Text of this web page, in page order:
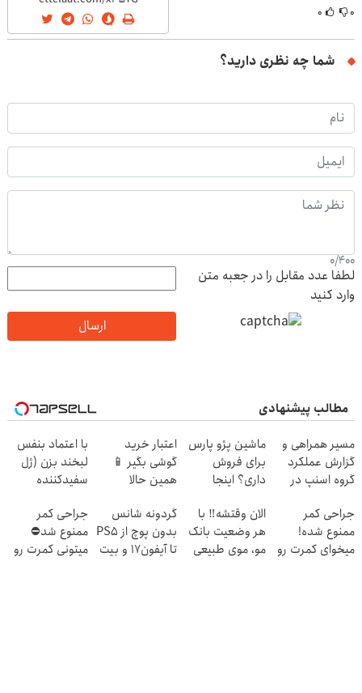
۰ ۰
شما چه نظری دارید؟
0/400
لطفا عدد مقابل را در جعبه متن
وارد کنید
ارسال
مطالب پیشنهادی
مسیر همراهی و
گزارش عملکرد
گروه اسنپ در
ماشین پژو پارس
برای فروش
داری؟ اینجا
اعتبار خرید
گوشی بگیر 📱
همین حالا
بده 🎯
با اعتماد بنفس
لبخند بزن (ژل
سفیدکننده
جراحی کمر
ممنوع شده!
میخوای کمرت رو
الان وقتشه‼️ با
هر وضعیت بانک
مو، موی طبیعی
گردونه شانس
بدون پوچ از PS5
تا آیفون17 و بیت
جراحی کمر
ممنوع شد⛔
میتونی کمرت رو